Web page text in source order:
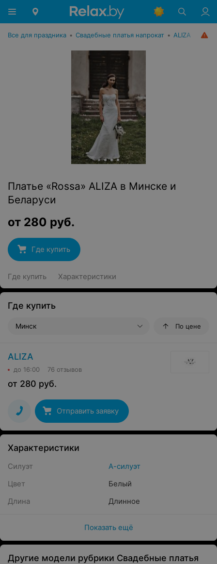
Все для праздника • Свадебные платья напрокат • ALIZA
Платье «Rossa» ALIZA в Минске и
Беларуси
от 280 руб.
Где купить
Где купить Характеристики
Где купить
Минск По цене
ALIZA
до 16:00 76 отзывов
от 280 руб.
Отправить заявку
Характеристики
Силуэт
А-силуэт
Цвет
Белый
Длина
Длинное
Показать ещё
Другие модели рубрики Свадебные платья